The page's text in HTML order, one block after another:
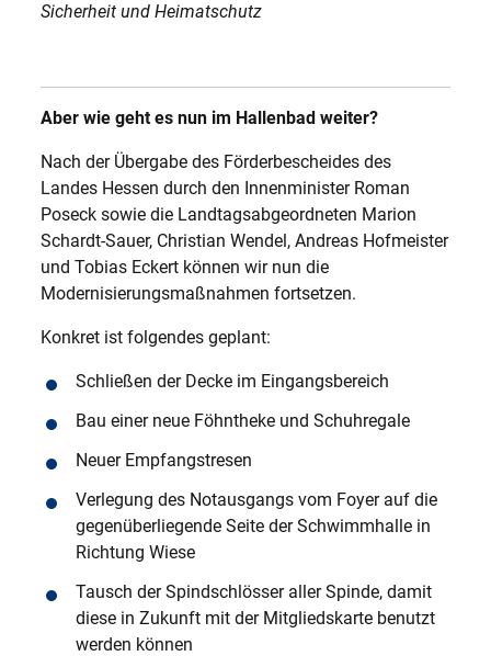
Sicherheit und Heimatschutz
Aber wie geht es nun im Hallenbad weiter?
Nach der Übergabe des Förderbescheides des
Landes Hessen durch den Innenminister Roman
Poseck sowie die Landtagsabgeordneten Marion
Schardt-Sauer, Christian Wendel, Andreas Hofmeister
und Tobias Eckert können wir nun die
Modernisierungsmaßnahmen fortsetzen.
Konkret ist folgendes geplant:
Schließen der Decke im Eingangsbereich
Bau einer neue Föhntheke und Schuhregale
Neuer Empfangstresen
Verlegung des Notausgangs vom Foyer auf die
gegenüberliegende Seite der Schwimmhalle in
Richtung Wiese
Tausch der Spindschlösser aller Spinde, damit
diese in Zukunft mit der Mitgliedskarte benutzt
werden können